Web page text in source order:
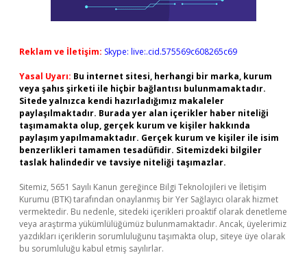
Reklam ve İletişim: Skype: live:.cid.575569c608265c69
Yasal Uyarı: Bu internet sitesi, herhangi bir marka, kurum
veya şahıs şirketi ile hiçbir bağlantısı bulunmamaktadır.
Sitede yalnızca kendi hazırladığımız makaleler
paylaşılmaktadır. Burada yer alan içerikler haber niteliği
taşımamakta olup, gerçek kurum ve kişiler hakkında
paylaşım yapılmamaktadır. Gerçek kurum ve kişiler ile isim
benzerlikleri tamamen tesadüfidir. Sitemizdeki bilgiler
taslak halindedir ve tavsiye niteliği taşımazlar.
Sitemiz, 5651 Sayılı Kanun gereğince Bilgi Teknolojileri ve İletişim
Kurumu (BTK) tarafından onaylanmış bir Yer Sağlayıcı olarak hizmet
vermektedir. Bu nedenle, sitedeki içerikleri proaktif olarak denetleme
veya araştırma yükümlülüğümüz bulunmamaktadır. Ancak, üyelerimiz
yazdıkları içeriklerin sorumluluğunu taşımakta olup, siteye üye olarak
bu sorumluluğu kabul etmiş sayılırlar.